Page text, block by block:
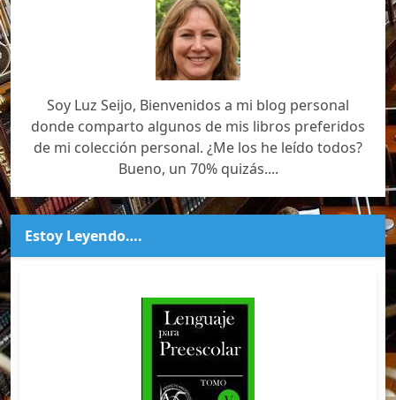
Soy Luz Seijo, Bienvenidos a mi blog personal
donde comparto algunos de mis libros preferidos
de mi colección personal. ¿Me los he leído todos?
Bueno, un 70% quizás....
Estoy Leyendo….